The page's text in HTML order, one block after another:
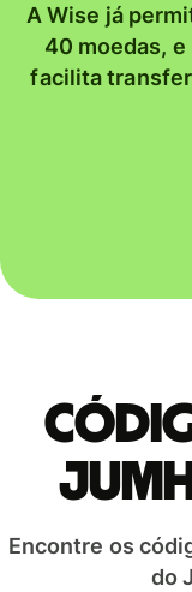
A Wise já
40 moedas,
facilita
Encontre os
do